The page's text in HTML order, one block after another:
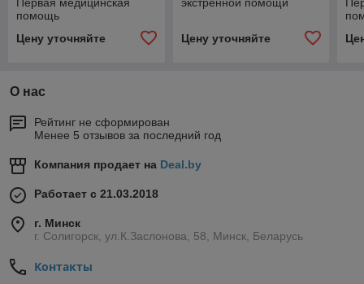
Первая медицинская
помощь
Цену уточняйте
экстренной помощи
Цену уточняйте
О нас
Рейтинг не сформирован
Менее 5 отзывов за последний год
Компания продает на Deal.by
Работает с 21.03.2018
г. Минск
г. Солигорск, ул.К.Заслонова, 58, Минск, Беларусь
Контакты